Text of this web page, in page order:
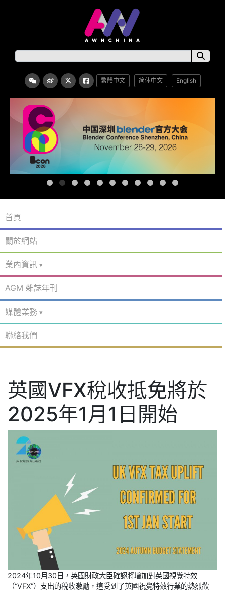
繁體中文 简体中文 English
首頁
關於網站
業內資訊
AGM 雜誌年刊
媒體業務
聯絡我們
英國VFX稅收抵免將於
2025年1月1日開始
2024年10月30日，英國財政大臣確認將增加對英國視覺特效
（“VFX”）支出的稅收激勵，這受到了英國視覺特效行業的熱烈歡